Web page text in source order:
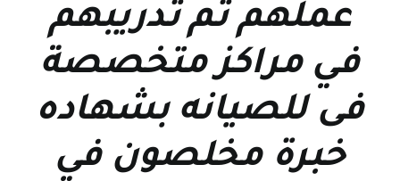
عملهم تم تدريبهم
في مراكز متخصصة
فى للصيانه بشهاده
خبرة مخلصون في